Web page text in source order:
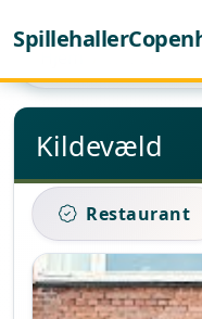
Kildevæld
Kildevæld
Restaurant